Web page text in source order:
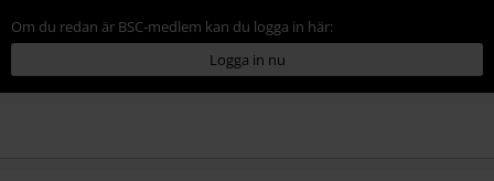
Om du redan är BSC-medlem kan du logga in här:
Logga in nu